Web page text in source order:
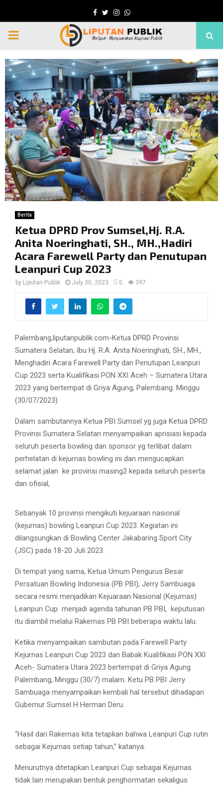
Facebook
TwitterInstagram
Whatsapp
PRIMARY
MENU
Berita
Ketua DPRD Prov Sumsel,Hj. R.A.
Anita Noeringhati, SH., MH.,Hadiri
Acara Farewell Party dan Penutupan
Leanpuri Cup 2023
by Liputan Publik July 30, 2023 0 397
Palembang,liputanpublik.com-Ketua DPRD Provinsi
Sumatera Selatan, Ibu Hj. R.A. Anita Noeringhati, SH., MH.,
Menghadiri Acara Farewell Party dan Penutupan Leanpuri
Cup 2023 serta Kualifikasi PON XXI Aceh – Sumatera Utara
2023 yang bertempat di Griya Agung, Palembang. Minggu
(30/07/2023)
Dalam sambutannya Ketua PBI Sumsel yg juga Ketua DPRD
Provinsi Sumatera Selatan menyampaikan aprisiasi kepada
seluruh peserta bowling dan sponsor yg terlibat dalam
perhelatan di kejurnas bowling ini dan mengucapkan
selamat jalan ke provinsi masing2 kepada seluruh peserta
dan ofisial,
Sebanyak 10 provinsi mengikuti kejuaraan nasional
(kejurnas) bowling Leanpuri Cup 2023. Kegiatan ini
dilangsungkan di Bowling Center Jakabaring Sport City
(JSC) pada 18-20 Juli 2023.
Di tempat yang sama, Ketua Umum Pengurus Besar
Persatuan Bowling Indonesia (PB PBI), Jerry Sambuaga
secara resmi menjadikan Kejuaraan Nasional (Kejurnas)
Leanpuri Cup menjadi agenda tahunan PB PBI, keputusan
itu diambil melalui Rakernas PB PBI beberapa waktu lalu.
Ketika menyampaikan sambutan pada Farewell Party
Kejurnas Leanpuri Cup 2023 dan Babak Kualifikasi PON XXI
Aceh- Sumatera Utara 2023 bertempat di Griya Agung
Palembang, Minggu (30/7) malam. Ketu PB PBI Jerry
Sambuaga menyampaikan kembali hal tersebut dihadapan
Gubernur Sumsel H Herman Deru.
“Hasil dari Rakernas kita tetapkan bahwa Leanpuri Cup rutin
sebagai Kejurnas setiap tahun,” katanya.
Menurutnya ditetapkan Leanpuri Cup sebagai Kejurnas
tidak lain merupakan bentuk penghormatan sekaligus